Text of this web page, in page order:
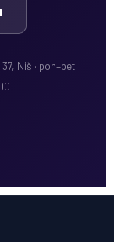
Niš · pon–pet